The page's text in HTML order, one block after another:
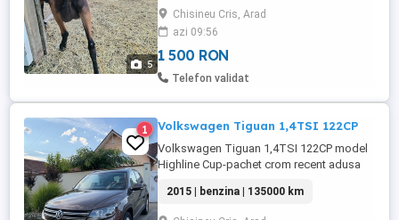
5
litri de lapte de la ea,vând sau schimb cu 4
purcei de 8 săptămâni,
Chisineu Cris, Arad
azi 09:56
1 500 RON
Telefon validat
1 Volkswagen Tiguan 1,4TSI 122CP
Volkswagen Tiguan 1,4TSI 122CP model
Highline Cup-pachet crom recent adusa
138000km,carte service la zi(05
2026ultimul service),TUV valabil Dublu
2015 | benzina | 135000 km